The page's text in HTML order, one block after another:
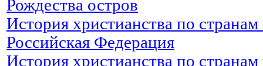
Рождества остров
История христианства по
Российская Федерация
История христианства по